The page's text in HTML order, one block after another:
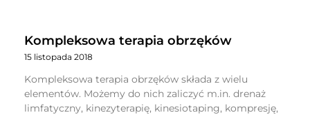
Kompleksowa terapia obrzęków
15 listopada 2018
Kompleksowa terapia obrzęków składa z wielu
elementów. Możemy do nich zaliczyć m.in. drenaż
limfatyczny, kinezyterapię, kinesiotaping, kompresję,